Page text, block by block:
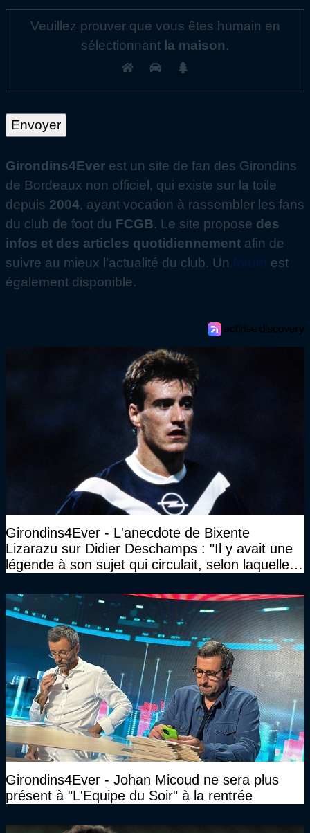
Veuillez prouver que vous êtes humain en
sélectionnant la maison.
Girondins4Ever est un site de fan des Girondins
de Bordeaux non officiel, qui existe sur la toile
depuis 2004, ayant vocation à rassembler les fans
du club de foot du FCGB. Le site propose des
infos et des articles quotidiennement afin de
suivre au mieux l’actualité du club. Un forum est
également disponible.
Girondins4Ever - L'anecdote de Bixente
Lizarazu sur Didier Deschamps : "Il y avait une
légende à son sujet qui circulait, selon laquelle il
Girondins4Ever - Johan Micoud ne sera plus
présent à "L'Equipe du Soir" à la rentrée